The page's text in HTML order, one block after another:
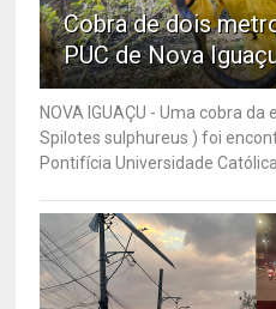
Cobra de dois
PUC de Nova
NOVA IGUAÇU - Uma cobra
Spilotes sulphureus ) foi
Pontifícia Universidade